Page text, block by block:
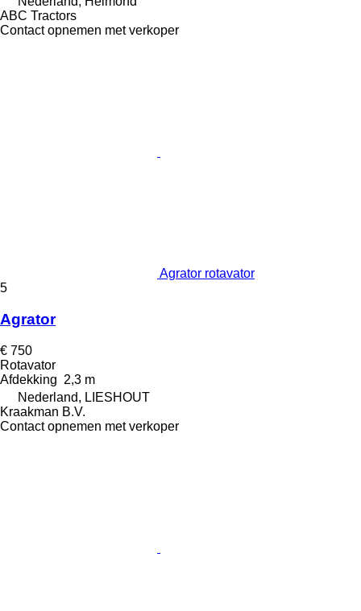
ABC Tractors
Contact opnemen met verkoper
Agrator rotavator
5
Agrator
€ 750
Rotavator
Afdekking 2,3 m
Nederland, LIESHOUT
Kraakman B.V.
Contact opnemen met verkoper